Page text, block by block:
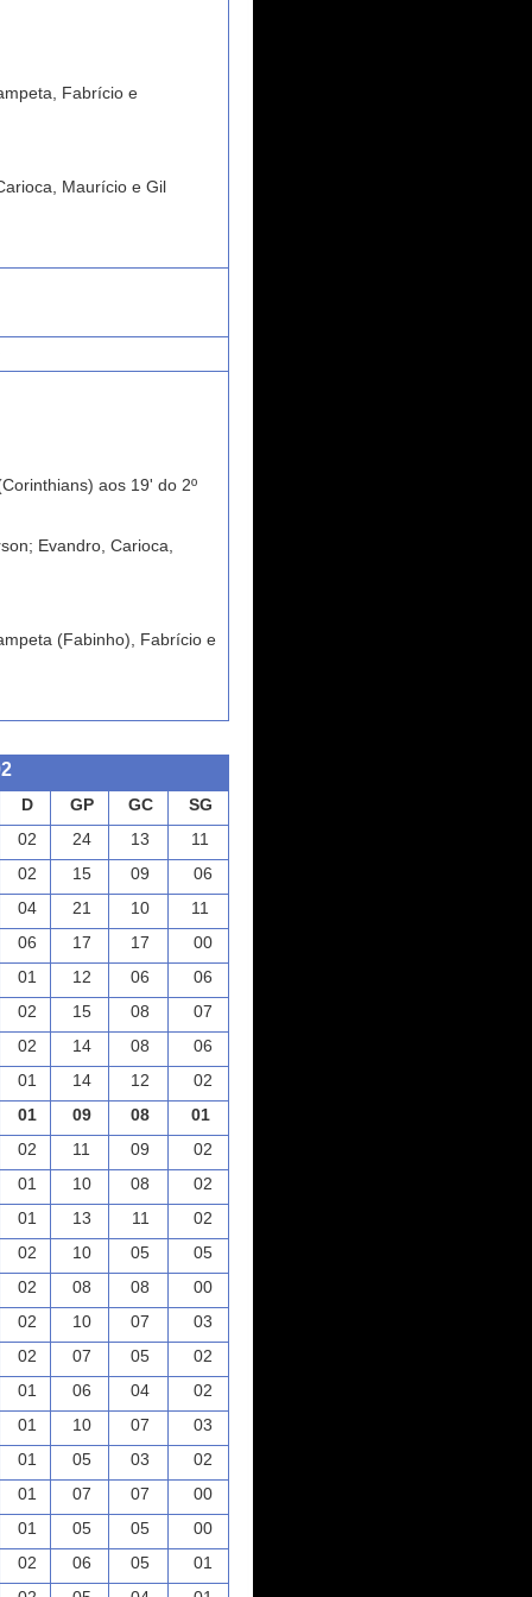
Fabrício e
Maurício e Gil
aos 19' do 2º
Evandro, Carioca,
(Fabinho), Fabrício e
D GP GC
SG
02 24 13
11
02 15 09
06
04 21 10
11
06 17 17
00
01 12 06
06
02 15 08
07
02 14 08
06
01 14 12
02
01 09 08
01
02 11 09
02
01 10 08
02
01 13 11
02
02 10 05
05
02 08 08
00
02 10 07
03
02 07 05
02
01 06 04
02
01 10 07
03
01 05 03
02
01 07 07
00
01 05 05
00
02 06 05
01